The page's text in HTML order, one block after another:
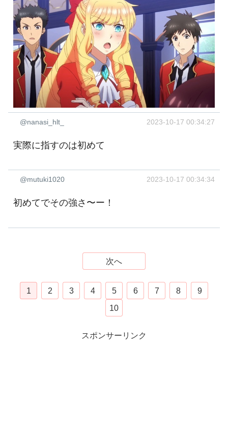
@nanasi_hlt_ 2023-10-17 00:34:27
実際に指すのは初めて
@mutuki1020 2023-10-17 00:34:34
初めてでその強さ〜ー！
次へ
1 2 3 4 5 6 7 8
9
10
スポンサーリンク